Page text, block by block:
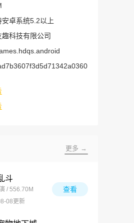
安卓系统5.2以上
趣科技有限公司
更多 →
斗
/ 556.70M
08更新
查看